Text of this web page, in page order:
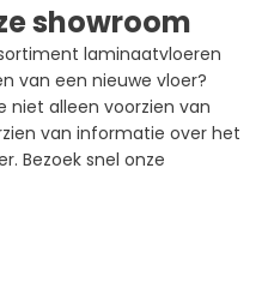
showroom
laminaatvloeren
van een nieuwe vloer?
niet alleen voorzien van
van informatie over het
Bezoek snel onze